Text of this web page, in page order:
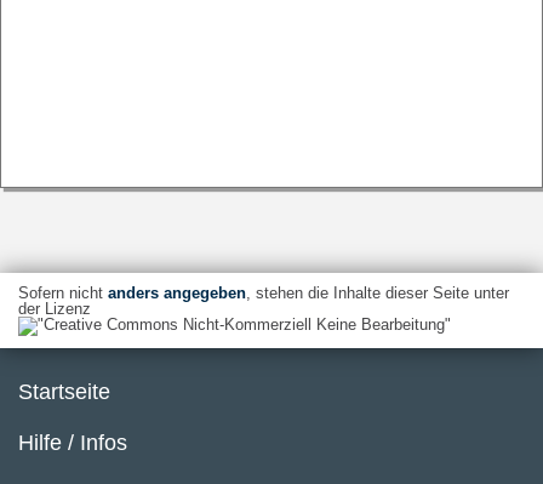
Sofern nicht anders angegeben, stehen die Inhalte dieser Seite unter
der Lizenz
Startseite
Hilfe / Infos